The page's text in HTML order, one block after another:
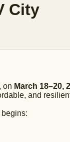
City
on March 18–20,
and